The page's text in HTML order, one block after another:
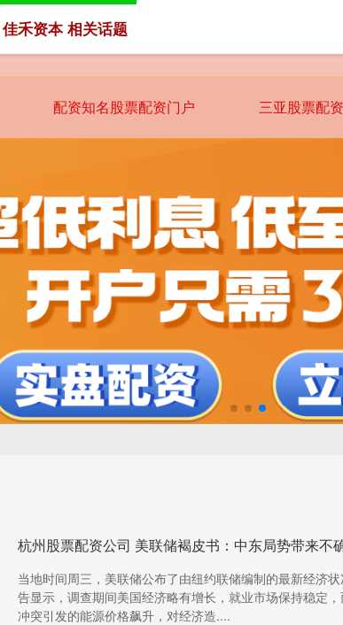
配资知名股票配资门户 三亚股票配
佳禾资本 相关话题
当地时间周三，美联储公布了由纽约联储编制的最新经济
告显示，调查期间美国经济略有增长，就业市场保持稳定
冲突引发的能源价格飙升，对经济造....